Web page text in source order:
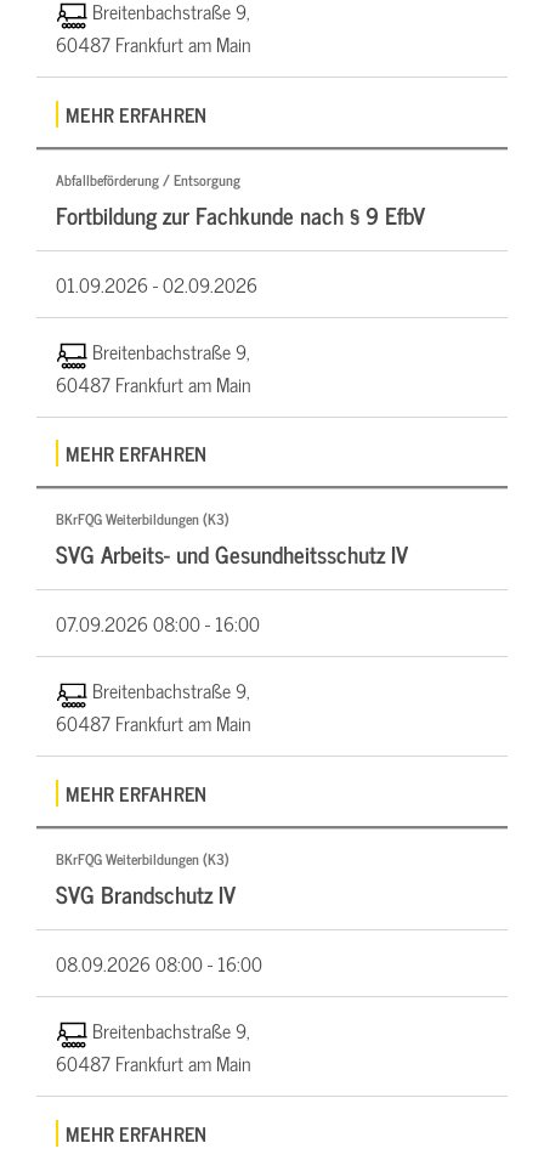
Breitenbachstraße 9,
60487 Frankfurt am Main
MEHR ERFAHREN
Abfallbeförderung / Entsorgung
Fortbildung zur Fachkunde nach § 9 EfbV
01.09.2026 -02.09.2026
Breitenbachstraße 9,
60487 Frankfurt am Main
MEHR ERFAHREN
BKrFQG Weiterbildungen (K3)
SVG Arbeits- und Gesundheitsschutz IV
07.09.202608:00 - 16:00
Breitenbachstraße 9,
60487 Frankfurt am Main
MEHR ERFAHREN
BKrFQG Weiterbildungen (K3)
SVG Brandschutz IV
08.09.202608:00 - 16:00
Breitenbachstraße 9,
60487 Frankfurt am Main
MEHR ERFAHREN